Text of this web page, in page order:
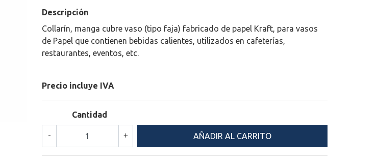
Descripción
Collarín, manga cubre vaso (tipo faja) fabricado de papel Kraft, para vasos
de Papel que contienen bebidas calientes, utilizados en cafeterías,
restaurantes, eventos, etc.
Precio incluye IVA
Cantidad
+
-